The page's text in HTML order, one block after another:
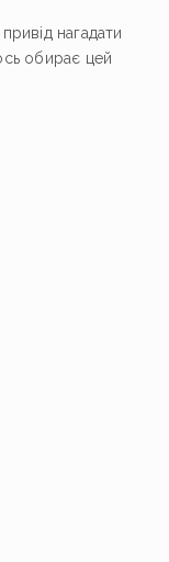
нагадати
обирає цей